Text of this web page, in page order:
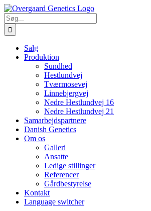
Skip
to
content
Facebook
Søg
efter:
Salg
Produktion
Sundhed
Hestlundvej
Tværmosevej
Linnebjergvej
Nedre Hestlundvej 16
Nedre Hestlundvej 21
Samarbejdspartnere
Danish Genetics
Om os
Galleri
Ansatte
Ledige stillinger
Referencer
Gårdbestyrelse
Kontakt
Language switcher